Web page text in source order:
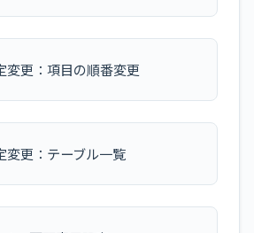
変更：項目の順番変更
変更：テーブル一覧